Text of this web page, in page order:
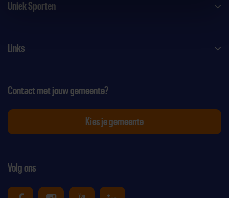
Uniek Sporten
Links
Volg ons
Contact met jouw gemeente?
Kies je gemeente